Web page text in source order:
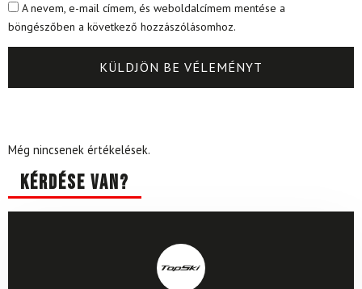
A nevem, e-mail címem, és weboldalcímem mentése a
böngészőben a következő hozzászólásomhoz.
Még nincsenek értékelések.
Kérdése van?